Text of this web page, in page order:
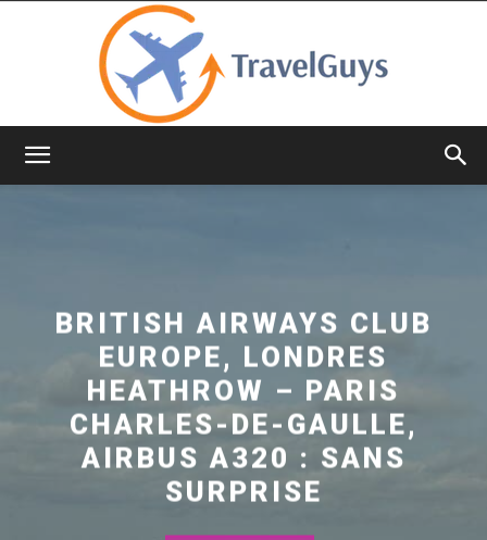
BRITISH AIRWAYS CLUB
EUROPE, LONDRES
HEATHROW – PARIS
CHARLES-DE-GAULLE,
AIRBUS A320 : SANS
SURPRISE